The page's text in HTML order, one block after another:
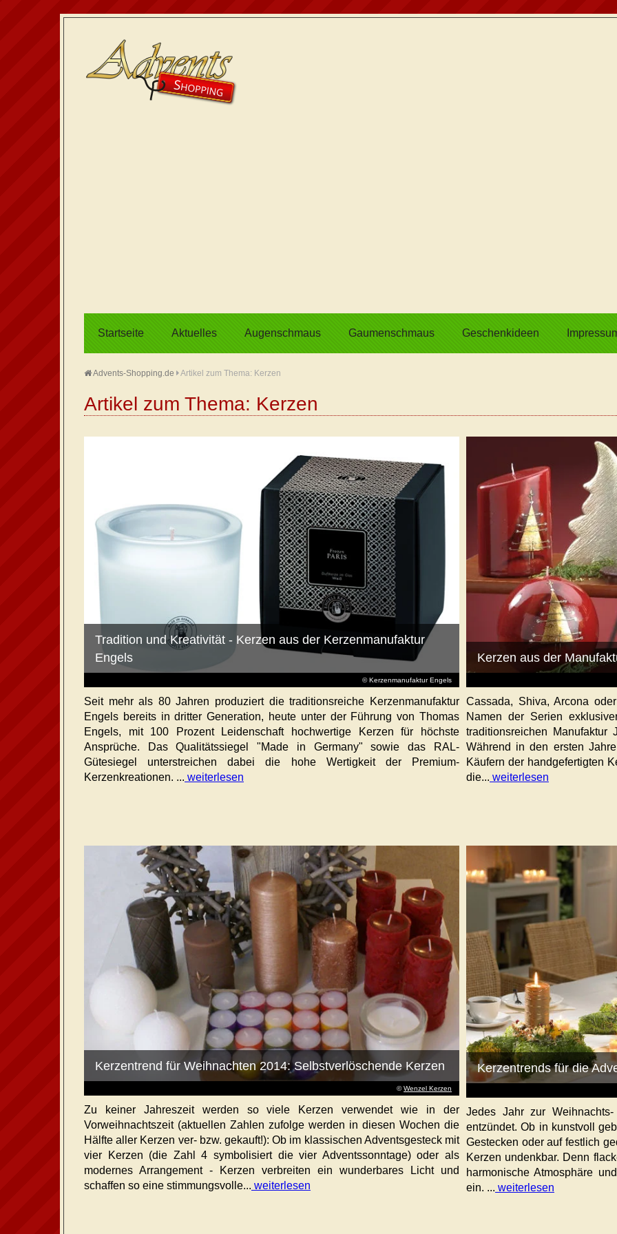
Startseite Aktuelles Augenschmaus Gaumenschmaus Geschenkideen
Advents-Shopping.de Artikel zum Thema: Kerzen
Artikel zum Thema: Kerzen
© Kerzenmanufaktur Engels
Tradition und Kreativität - Kerzen aus der Kerzenmanufaktur
Engels
Seit mehr als 80 Jahren produziert die traditionsreiche Kerzenmanufaktur
Engels bereits in dritter Generation, heute unter der Führung von Thomas
Engels, mit 100 Prozent Leidenschaft hochwertige Kerzen für höchste
Ansprüche. Das Qualitätssiegel "Made in Germany" sowie das RAL-
Gütesiegel unterstreichen dabei die hohe Wertigkeit der Premium-
Kerzenkreationen. ... weiterlesen
Kerzen aus der
Cassada, Shiva, Arcona
Namen der Serien
traditionsreichen
Während in den ersten
Käufern der handgefertigten
die... weiterlesen
©Wenzel Kerzen
Kerzentrend für Weihnachten 2014: Selbstverlöschende Kerzen
Zu keiner Jahreszeit werden so viele Kerzen verwendet wie in der
Vorweihnachtszeit (aktuellen Zahlen zufolge werden in diesen Wochen die
Hälfte aller Kerzen ver- bzw. gekauft!): Ob im klassischen Adventsgesteck mit
vier Kerzen (die Zahl 4 symbolisiert die vier Adventssonntage) oder als
modernes Arrangement - Kerzen verbreiten ein wunderbares Licht und
schaffen so eine stimmungsvolle... weiterlesen
Kerzentrends für die
Jedes Jahr zur
entzündet. Ob in kunstvoll
Gestecken oder auf festlich
Kerzen undenkbar. Denn
harmonische Atmosphäre
ein. ... weiterlesen